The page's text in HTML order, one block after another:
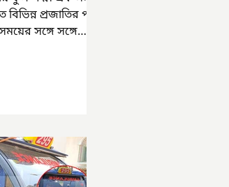
প্রজাতির পদ্ম
সঙ্গে সঙ্গে